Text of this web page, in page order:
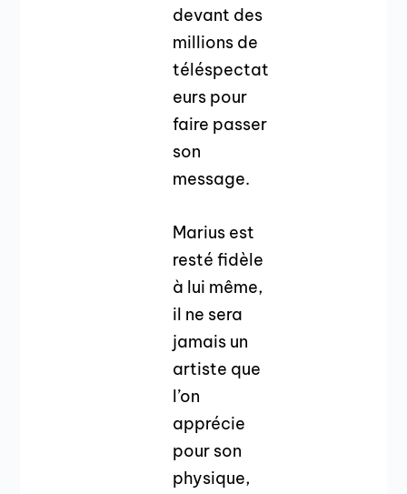
devant des
millions de
téléspectat
eurs pour
faire passer
son
message.
Marius est
resté fidèle
à lui même,
il ne sera
jamais un
artiste que
l’on
apprécie
pour son
physique,